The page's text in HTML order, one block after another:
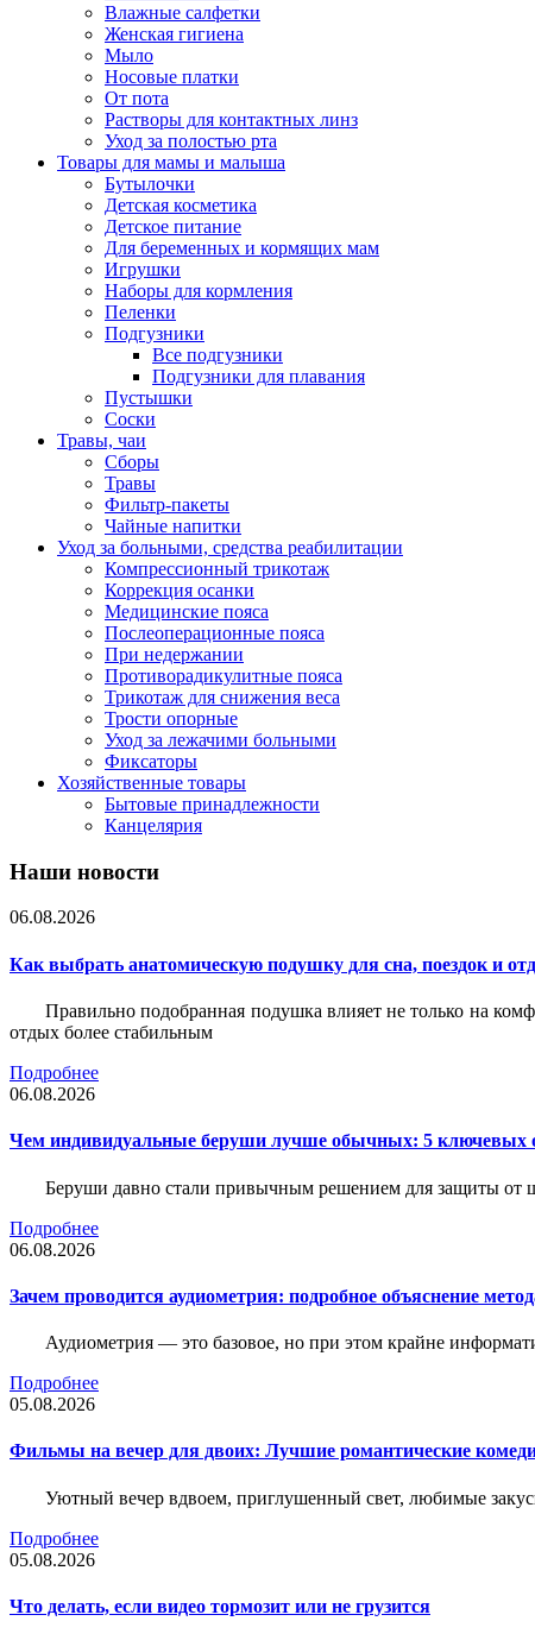
Влажные салфетки
Женская гигиена
Мыло
Носовые платки
От пота
Растворы для контактных линз
Уход за полостью рта
Товары для мамы и малыша
Бутылочки
Детская косметика
Детское питание
Для беременных и кормящих мам
Игрушки
Наборы для кормления
Пеленки
Подгузники
Все подгузники
Подгузники для плавания
Пустышки
Соски
Травы, чаи
Сборы
Травы
Фильтр-пакеты
Чайные напитки
Уход за больными, средства реабилитации
Компрессионный трикотаж
Коррекция осанки
Медицинские пояса
Послеоперационные пояса
При недержании
Противорадикулитные пояса
Трикотаж для снижения веса
Трости опорные
Уход за лежачими больными
Фиксаторы
Хозяйственные товары
Бытовые принадлежности
Канцелярия
Наши новости
06.08.2026
Как выбрать анатомическую подушку для сна, поездок и
Правильно подобранная подушка влияет не только на
отдых более стабильным
Подробнее
06.08.2026
Чем индивидуальные беруши лучше обычных: 5 ключевых
Беруши давно стали привычным решением для защиты от
Подробнее
06.08.2026
Зачем проводится аудиометрия: подробное объяснение
Аудиометрия — это базовое, но при этом крайне
Подробнее
05.08.2026
Фильмы на вечер для двоих: Лучшие романтические
Уютный вечер вдвоем, приглушенный свет, любимые
Подробнее
05.08.2026
Что делать, если видео тормозит или не грузится